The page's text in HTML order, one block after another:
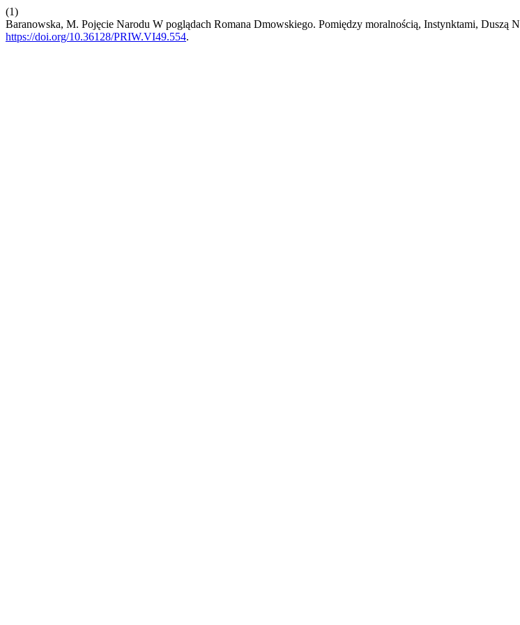
(1)
Baranowska, M. Pojęcie Narodu W poglądach Romana Dmowskiego. Pomiędzy moralnością, Instynktami, Duszą
https://doi.org/10.36128/PRIW.VI49.554.